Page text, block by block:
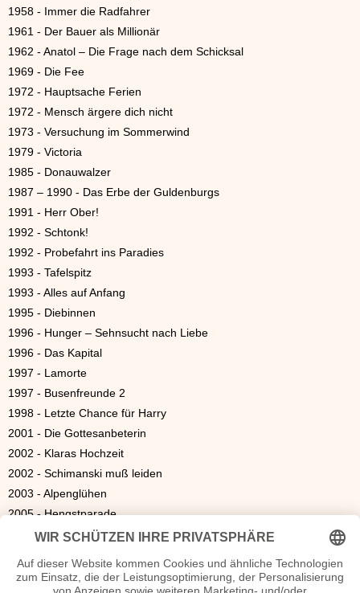
1958 - Immer die Radfahrer
1961 - Der Bauer als Millionär
1962 - Anatol – Die Frage nach dem Schicksal
1969 - Die Fee
1972 - Hauptsache Ferien
1972 - Mensch ärgere dich nicht
1973 - Versuchung im Sommerwind
1979 - Victoria
1985 - Donauwalzer
1987 – 1990 - Das Erbe der Guldenburgs
1991 - Herr Ober!
1992 - Schtonk!
1992 - Probefahrt ins Paradies
1993 - Tafelspitz
1993 - Alles auf Anfang
1995 - Diebinnen
1996 - Hunger – Sehnsucht nach Liebe
1996 - Das Kapital
1997 - Lamorte
1997 - Busenfreunde 2
1998 - Letzte Chance für Harry
2001 - Die Gottesanbeterin
2002 - Klaras Hochzeit
2002 - Schimanski muß leiden
2003 - Alpenglühen
2005 - Hengstparade
2006 - Der Räuber Hotzenplotz
2006 - Die Frau im roten Kleid